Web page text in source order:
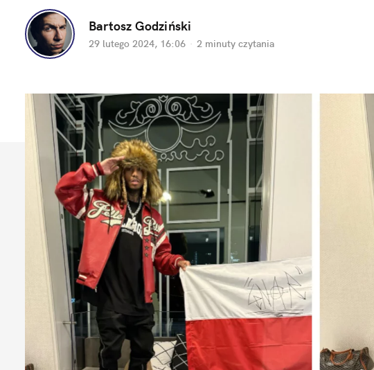
Bartosz Godziński
29 lutego 2024, 16:06 · 2 minuty czytania